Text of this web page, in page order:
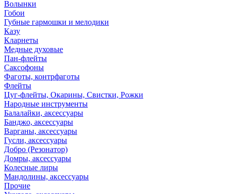
Волынки
Гобои
Губные гармошки и мелодики
Казу
Кларнеты
Медные духовые
Пан-флейты
Саксофоны
Фаготы, контрфаготы
Флейты
Цуг-флейты, Окарины, Свистки, Рожки
Народные инструменты
Балалайки, аксессуары
Банджо, аксессуары
Варганы, аксессуары
Гусли, аксессуары
Добро (Резонатор)
Домры, аксессуары
Колесные лиры
Мандолины, аксессуары
Прочие